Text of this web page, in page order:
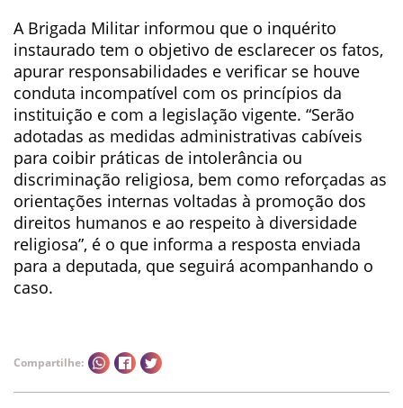
A Brigada Militar informou que o inquérito
instaurado tem o objetivo de esclarecer os fatos,
apurar responsabilidades e verificar se houve
conduta incompatível com os princípios da
instituição e com a legislação vigente. “Serão
adotadas as medidas administrativas cabíveis
para coibir práticas de intolerância ou
discriminação religiosa, bem como reforçadas as
orientações internas voltadas à promoção dos
direitos humanos e ao respeito à diversidade
religiosa”, é o que informa a resposta enviada
para a deputada, que seguirá acompanhando o
caso.
Compartilhe: